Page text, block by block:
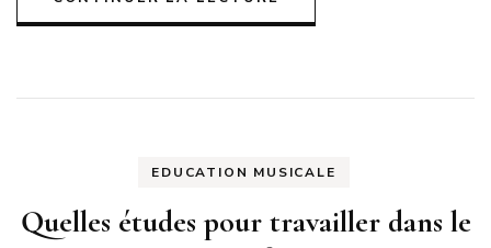
EDUCATION MUSICALE
Quelles études pour travailler dans le